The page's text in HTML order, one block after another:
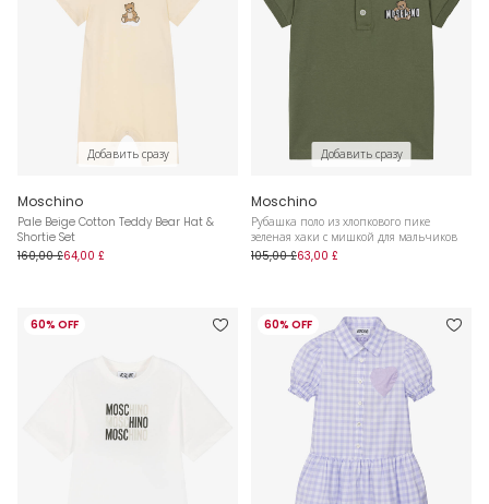
Добавить сразу
Moschino
Pale Beige Cotton Teddy Bear Hat &
Shortie Set
160,00 £64,00 £
Добавить сразу
Moschino
Рубашка поло из хлопкового пике
зеленая хаки с мишкой для мальчиков
105,00 £63,00 £
60% OFF 60% OFF